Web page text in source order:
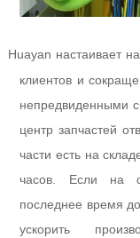
Huayan настаивает
клиентов и
непредвиденными
центр запчастей
части есть на
часов. Если на
последнее время
ускорить